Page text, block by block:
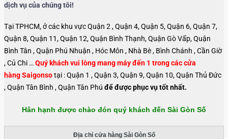
dịch vụ của chúng tôi!
Tại TPHCM, ở các khu vực Quận 2 , Quận 4, Quận 5, Quận 6, Quận 7,
Quận 8, Quận 11, Quận 12, Quận Bình Thạnh, Quận Gò Vấp, Quận
Bình Tân , Quận Phú Nhuận , Hóc Môn , Nhà Bè , Bình Chánh , Cần Giờ
, Củ Chi … Quý khách vui lòng mang máy đến 1 trong các cửa
hàng Saigonsotại : Quận 1 , Quận 3, Quận 9, Quận 10, Quận Thủ Đức
, Quận Tân Bình , Quận Tân Phú để được phục vụ tốt nhất.
Hân hạnh được chào đón quý khách đến Sài Gòn Số
Địa chỉ cửa hàng Sài Gòn Số